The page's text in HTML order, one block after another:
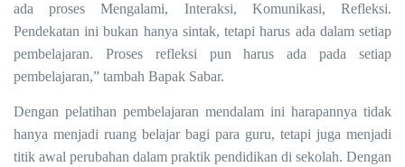
ada proses Mengalami, Interaksi, Komunikasi, Refleksi.
Pendekatan ini bukan hanya sintak, tetapi harus ada dalam setiap
pembelajaran. Proses refleksi pun harus ada pada setiap
pembelajaran,” tambah Bapak Sabar.
Dengan pelatihan pembelajaran mendalam ini harapannya tidak
hanya menjadi ruang belajar bagi para guru, tetapi juga menjadi
titik awal perubahan dalam praktik pendidikan di sekolah. Dengan